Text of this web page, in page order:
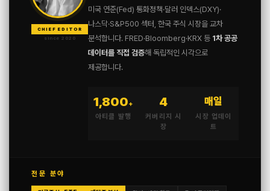
CHIEF EDITOR
since 2020
미국 연준(Fed) 통화정책·달러 인덱스(DXY)·
나스닥·S&P500 섹터, 한국 주식 시장을 교차
분석합니다. FRED·Bloomberg·KRX 등 1차 공공
데이터를 직접 검증해 독립적인 시각으로
제공합니다.
1,800+
아티클 발행
4
커버리지 시
장
매일
시장 업데이
트
전문 분야